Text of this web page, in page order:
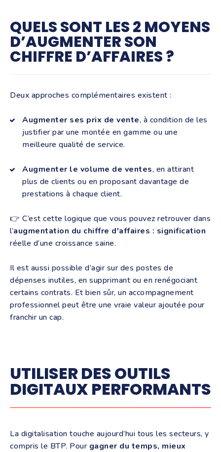
QUELS SONT LES 2 MOYENS
D’AUGMENTER SON
CHIFFRE D’AFFAIRES ?
Deux approches complémentaires existent :
Augmenter ses prix de vente, à condition de les
justifier par une montée en gamme ou une
meilleure qualité de service.
Augmenter le volume de ventes, en attirant
plus de clients ou en proposant davantage de
prestations à chaque client.
👉 C’est cette logique que vous pouvez retrouver dans
l’augmentation du chiffre d'affaires : signification
réelle d’une croissance saine.
Il est aussi possible d’agir sur des postes de
dépenses inutiles, en supprimant ou en renégociant
certains contrats. Et bien sûr, un accompagnement
professionnel peut être une vraie valeur ajoutée pour
franchir un cap.
UTILISER DES OUTILS
DIGITAUX PERFORMANTS
La digitalisation touche aujourd’hui tous les secteurs, y
compris le BTP. Pour gagner du temps, mieux